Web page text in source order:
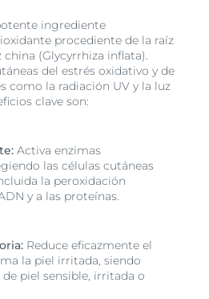
ingrediente
procediente de la raíz
(Glycyrrhiza inflata).
del estrés oxidativo y de
como la radiación UV y la luz
clave son:
Activa enzimas
las células cutáneas
la peroxidación
y a las proteínas.
Reduce eficazmente el
la piel irritada, siendo
piel sensible, irritada o